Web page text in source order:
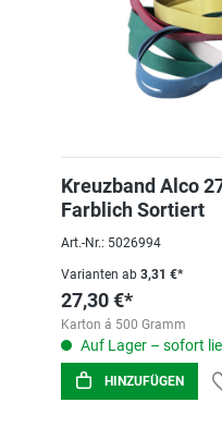
Kreuzband Alco
Farblich Sortiert
Art.-Nr.: 5026994
Varianten ab 3,31 €*
27,30 €*
Karton á 500 Gramm
Auf Lager – sofort
HINZUFÜGEN